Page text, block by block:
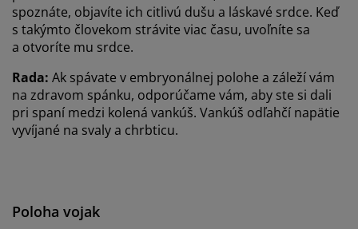
spoznáte, objavíte ich citlivú dušu a láskavé srdce. Keď
s takýmto človekom strávite viac času, uvoľníte sa
a otvoríte mu srdce.
Rada: Ak spávate v embryonálnej polohe a záleží vám
na zdravom spánku, odporúčame vám, aby ste si dali
pri spaní medzi kolená vankúš. Vankúš odľahčí napätie
vyvíjané na svaly a chrbticu.
Poloha vojak